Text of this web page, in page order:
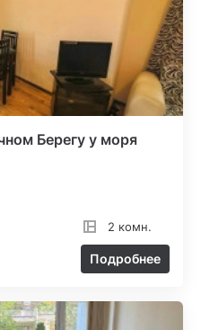
Берегу у моря
2 комн.
Подробнее